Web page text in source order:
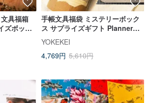
具福箱
ズボック
手帳文具福袋 ミステリーボック
ス サプライズギフト Planner
Mystery Box
YOKEKEI
4,769円 5,610円